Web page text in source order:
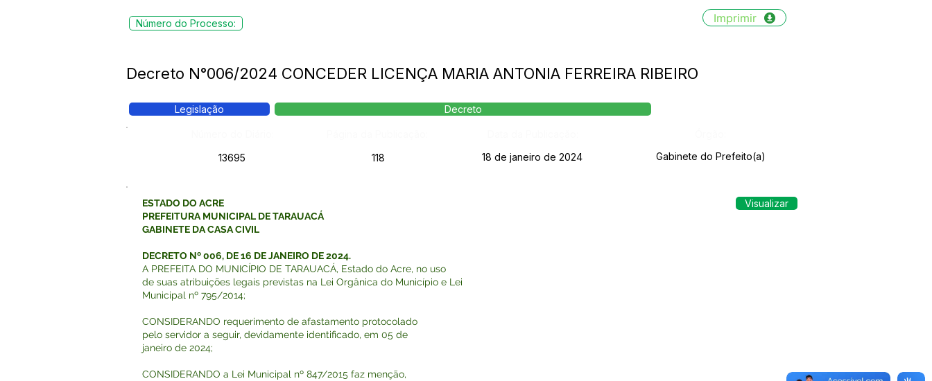
Número do Processo: Imprimir
Decreto N°006/2024 CONCEDER LICENÇA MARIA ANTONIA FERREIRA RIBEIRO
Legislação Decreto
13695
118 18 de janeiro de 2024 Gabinete do Prefeito(a)
ESTADO DO ACRE
PREFEITURA MUNICIPAL DE TARAUACÁ
GABINETE DA CASA CIVIL
DECRETO Nº 006, DE 16 DE JANEIRO DE 2024.
A PREFEITA DO MUNICÍPIO DE TARAUACÁ, Estado do Acre, no uso
de suas atribuições legais previstas na Lei Orgânica do Município e Lei
Municipal nº 795/2014;
CONSIDERANDO requerimento de afastamento protocolado
pelo servidor a seguir, devidamente identificado, em 05 de
janeiro de 2024;
CONSIDERANDO a Lei Municipal nº 847/2015 faz menção,
Visualizar